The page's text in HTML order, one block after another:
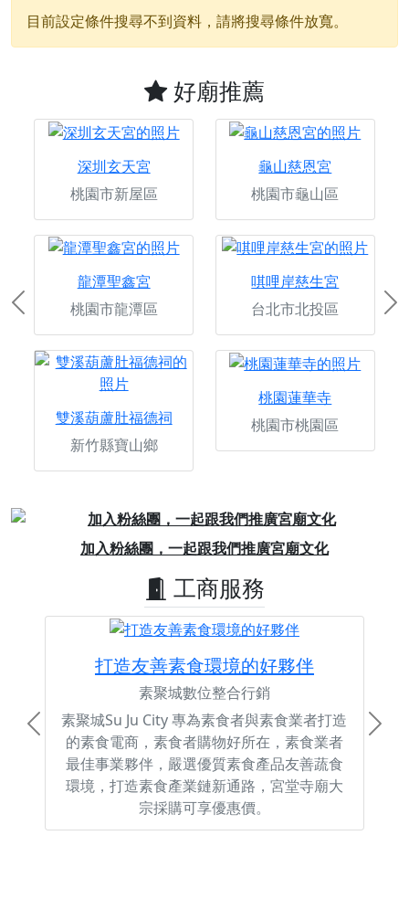
目前設定條件搜尋不到資料，請將搜尋條件放寬。
好廟推薦
深圳玄天宮
桃園市新屋區
龜山慈恩宮
桃園市龜山區
龍潭聖鑫宮
桃園市龍潭區
唭哩岸慈生宮
台北市北投區
雙溪葫蘆肚福德祠
新竹縣寶山鄉
桃園蓮華寺
桃園市桃園區
Previous
加入粉絲團，一起跟我們推廣宮廟文化
Previous
工商服務
打造友善素食環境的好夥伴
素聚城數位整合行銷
素聚城Su Ju City 專為素食者與素食業者打造
的素食電商，素食者購物好所在，素食業者
最佳事業夥伴，嚴選優質素食產品友善蔬食
環境，打造素食產業鏈新通路，宮堂寺廟大
宗採購可享優惠價。
Previous Next